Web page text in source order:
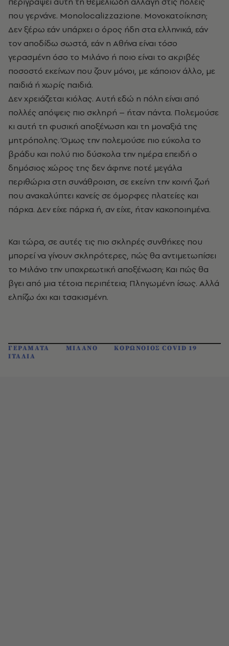
που γερνάνε. Monolocalizzazione. Μονοκατοίκηση;
Δεν ξέρω εάν υπάρχει ο όρος ήδη στα ελληνικά, εάν
τον αποδίδω σωστά, εάν η Αθήνα είναι τόσο
γερασμένη όσο το Μιλάνο ή ποιο είναι το ακριβές
ποσοστό εκείνων που ζουν μόνοι, με κάποιον άλλο, με
παιδιά ή χωρίς παιδιά.
Δεν χρειάζεται κιόλας. Αυτή εδώ η πόλη είναι από
πολλές απόψεις πιο σκληρή – ήταν πάντα. Πολεμούσε
κι αυτή τη φυσική αποξένωση και τη μοναξιά της
μητρόπολης. Όμως την πολεμούσε πιο εύκολα το
βράδυ και πολύ πιο δύσκολα την ημέρα επειδή ο
δημόσιος χώρος της δεν άφηνε ποτέ μεγάλα
περιθώρια στη συνάθροιση, σε εκείνη την κοινή ζωή
που ανακαλύπτει κανείς σε όμορφες πλατείες και
πάρκα. Δεν είχε πάρκα ή, αν είχε, ήταν κακοποιημένα.
Και τώρα, σε αυτές τις πιο σκληρές συνθήκες που
μπορεί να γίνουν σκληρότερες, πώς θα αντιμετωπίσει
το Μιλάνο την υποχρεωτική αποξένωση; Και πώς θα
βγει από μια τέτοια περιπέτεια; Πληγωμένη ίσως. Αλλά
ελπίζω όχι και τσακισμένη.
ΓΕΡΑΜΑΤΑ ΜΙΛΑΝΟ
ΚΟΡΩΝΟΙΟΣ COVID 19
ΙΤΑΛΙΑ